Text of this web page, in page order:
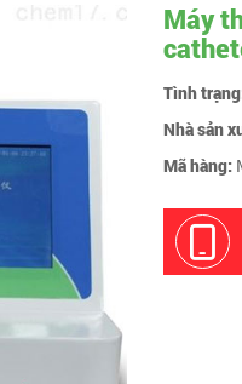
Máy
Tình
Nhà sản
Mã hàng: